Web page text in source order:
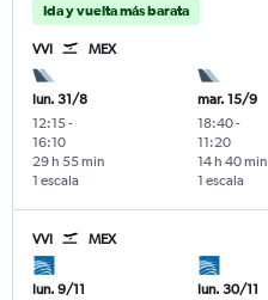
Ida y vuelta más barata
VVI MEX
lun. 31/8
12:15-
16:10
1 escala
29 h 55 min
mar. 15/9
18:40-
11:20
1 escala
14 h 40 min
VVI MEX
lun. 9/11
lun. 30/11